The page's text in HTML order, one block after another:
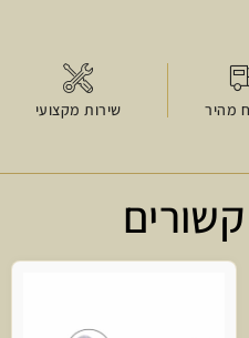
מהיר שירות מקצועי